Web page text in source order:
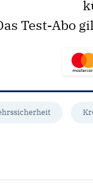
Test-Abo